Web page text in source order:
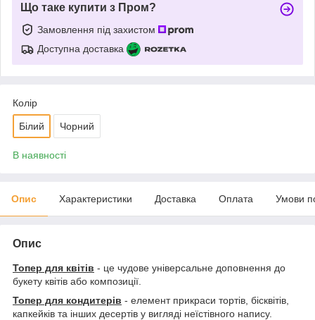
Що таке купити з Пром?
Замовлення під захистом
Доступна доставка
Колір
Білий Чорний
В наявності
Опис Характеристики Доставка Оплата Умови
Опис
Топер для квітів - це чудове універсальне доповнення до
букету квітів або композиції.
Топер для кондитерів - елемент прикраси тортів, бісквітів,
капкейків та інших десертів у вигляді неїстівного напису.